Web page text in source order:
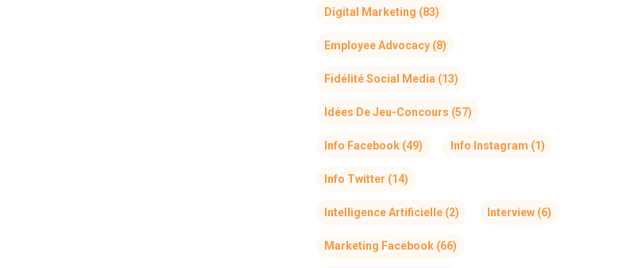
Digital Marketing (83)
Employee Advocacy(8)
Fidélité Social Media (13)
Idées De Jeu-Concours (57)
Info Facebook(49) Info Instagram (1)
Info Twitter (14)
Intelligence Artificielle(2) Interview(6)
Marketing Facebook(66)